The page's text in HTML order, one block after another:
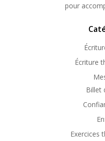
pour
Écriture
Billet
Exercices